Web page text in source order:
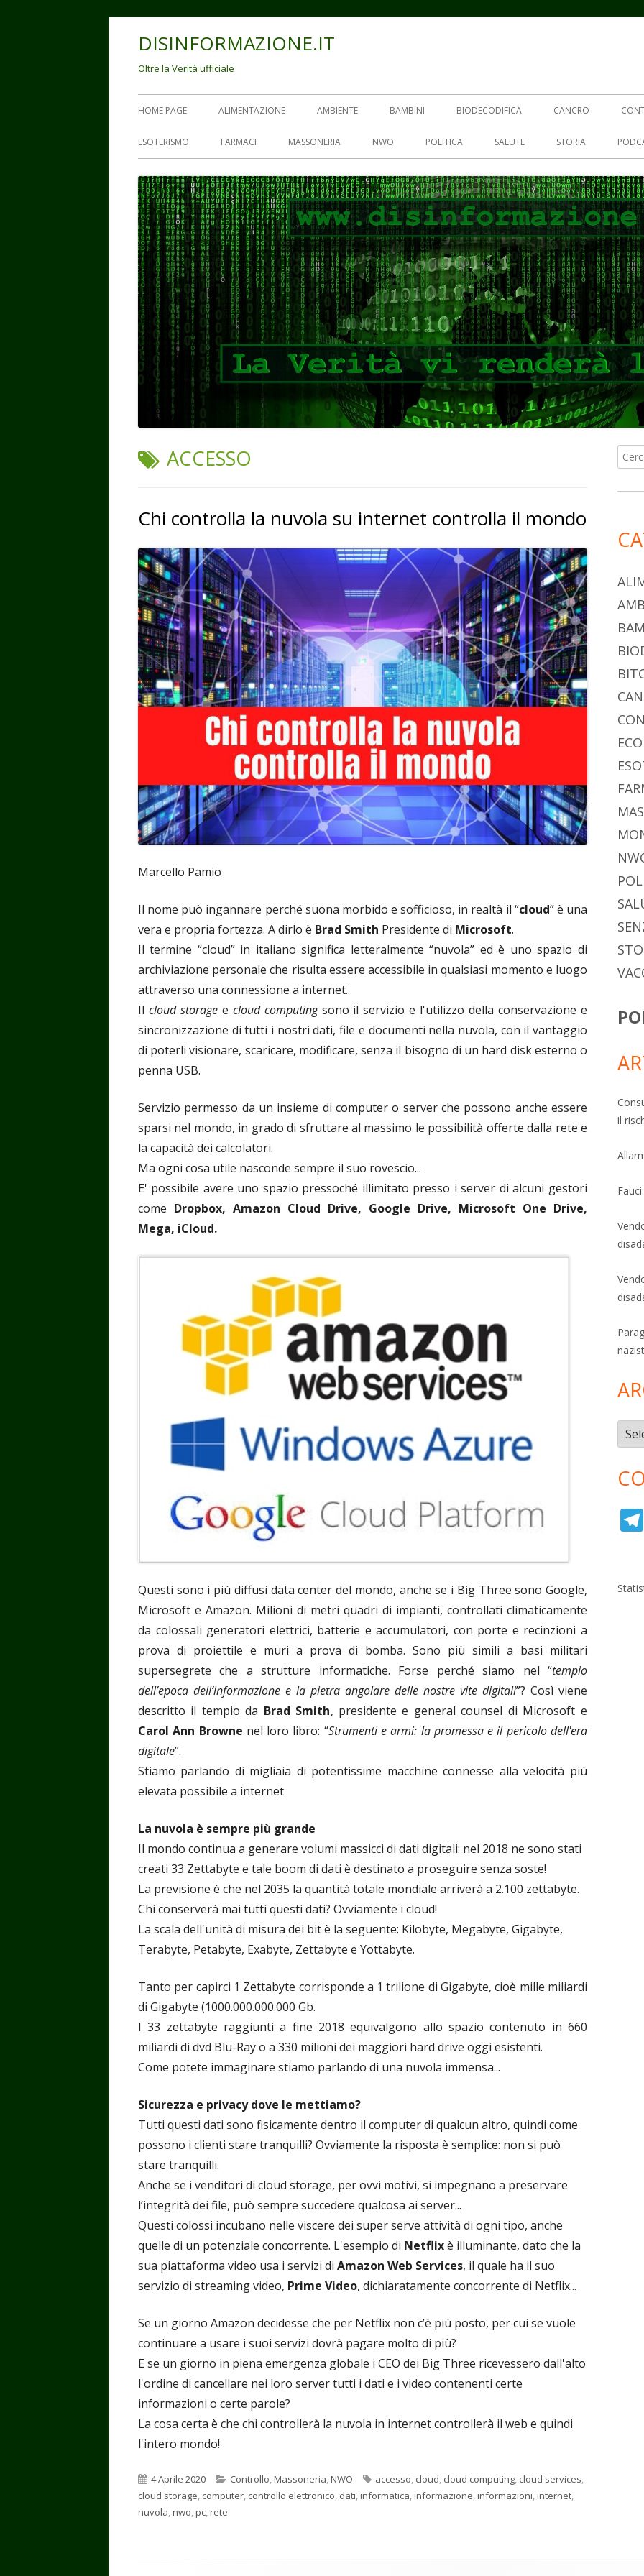
DISINFORMAZIONE.IT
Oltre la Verità ufficiale
Menu
principale
HOME PAGE ALIMENTAZIONE AMBIENTE BAMBINI BIODECODIFICA CANCRO
ESOTERISMO FARMACI MASSONERIA NWO POLITICA SALUTE STORIA
TAG:
ACCESSO
Chi controlla la nuvola su internet controlla il mondo
Marcello Pamio
Il nome può ingannare perché suona morbido e sofficioso, in realtà il “cloud” è una
vera e propria fortezza. A dirlo è Brad Smith Presidente di Microsoft.
Il termine “cloud” in italiano significa letteralmente “nuvola” ed è uno spazio di
archiviazione personale che risulta essere accessibile in qualsiasi momento e luogo
attraverso una connessione a internet.
Il cloud storage e cloud computing sono il servizio e l'utilizzo della conservazione e
sincronizzazione di tutti i nostri dati, file e documenti nella nuvola, con il vantaggio
di poterli visionare, scaricare, modificare, senza il bisogno di un hard disk esterno o
penna USB.
Servizio permesso da un insieme di computer o server che possono anche essere
sparsi nel mondo, in grado di sfruttare al massimo le possibilità offerte dalla rete e
la capacità dei calcolatori.
Ma ogni cosa utile nasconde sempre il suo rovescio...
E' possibile avere uno spazio pressoché illimitato presso i server di alcuni gestori
come Dropbox, Amazon Cloud Drive, Google Drive, Microsoft One Drive,
Mega, iCloud.
Questi sono i più diffusi data center del mondo, anche se i Big Three sono Google,
Microsoft e Amazon. Milioni di metri quadri di impianti, controllati climaticamente
da colossali generatori elettrici, batterie e accumulatori, con porte e recinzioni a
prova di proiettile e muri a prova di bomba. Sono più simili a basi militari
supersegrete che a strutture informatiche. Forse perché siamo nel “tempio
dell’epoca dell’informazione e la pietra angolare delle nostre vite digitali”? Così viene
descritto il tempio da Brad Smith, presidente e general counsel di Microsoft e
Carol Ann Browne nel loro libro: “Strumenti e armi: la promessa e il pericolo dell'era
digitale”.
Stiamo parlando di migliaia di potentissime macchine connesse alla velocità più
elevata possibile a internet
La nuvola è sempre più grande
Il mondo continua a generare volumi massicci di dati digitali: nel 2018 ne sono stati
creati 33 Zettabyte e tale boom di dati è destinato a proseguire senza soste!
La previsione è che nel 2035 la quantità totale mondiale arriverà a 2.100 zettabyte.
Chi conserverà mai tutti questi dati? Ovviamente i cloud!
La scala dell'unità di misura dei bit è la seguente: Kilobyte, Megabyte, Gigabyte,
Terabyte, Petabyte, Exabyte, Zettabyte e Yottabyte.
Tanto per capirci 1 Zettabyte corrisponde a 1 trilione di Gigabyte, cioè mille miliardi
di Gigabyte (1000.000.000.000 Gb.
I 33 zettabyte raggiunti a fine 2018 equivalgono allo spazio contenuto in 660
miliardi di dvd Blu-Ray o a 330 milioni dei maggiori hard drive oggi esistenti.
Come potete immaginare stiamo parlando di una nuvola immensa...
Sicurezza e privacy dove le mettiamo?
Tutti questi dati sono fisicamente dentro il computer di qualcun altro, quindi come
possono i clienti stare tranquilli? Ovviamente la risposta è semplice: non si può
stare tranquilli.
Anche se i venditori di cloud storage, per ovvi motivi, si impegnano a preservare
l’integrità dei file, può sempre succedere qualcosa ai server...
Questi colossi incubano nelle viscere dei super serve attività di ogni tipo, anche
quelle di un potenziale concorrente. L'esempio di Netflixè illuminante, dato che la
sua piattaforma video usa i servizi di Amazon Web Services, il quale ha il suo
servizio di streaming video, Prime Video, dichiaratamente concorrente di Netflix...
Se un giorno Amazon decidesse che per Netflix non c’è più posto, per cui se vuole
continuare a usare i suoi servizi dovrà pagare molto di più?
E se un giorno in piena emergenza globale i CEO dei Big Three ricevessero dall'alto
l'ordine di cancellare nei loro server tutti i dati e i video contenenti certe
informazioni o certe parole?
La cosa certa è che chi controllerà la nuvola in internet controllerà il web e quindi
l'intero mondo!
Pubblicato
4 Aprile 2020 Categorie
Controllo,Massoneria,NWO Tag
accesso, cloud, cloud computing, cloud services,
cloud storage, computer, controllo elettronico, dati,informatica,informazione,informazioni,internet,
nuvola,nwo,pc,rete
per:
il